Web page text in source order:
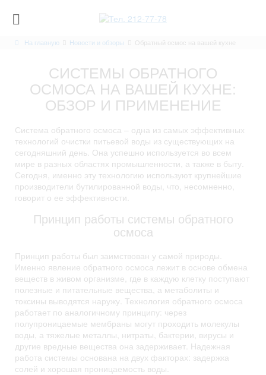
На главную Новости и обзоры Обратный осмос на вашей кухне
СИСТЕМЫ ОБРАТНОГО
ОСМОСА НА ВАШЕЙ КУХНЕ:
ОБЗОР И ПРИМЕНЕНИЕ
Система обратного осмоса – одна из самых эффективных
технологий очистки питьевой воды из существующих на
сегодняшний день. Она успешно используется во всем
мире в разных областях промышленности, а также в быту.
Сегодня, именно эту технологию используют крупнейшие
производители бутилированной воды, что, несомненно,
говорит о ее эффективности.
Принцип работы системы обратного
осмоса
Принцип работы был заимствован у самой природы.
Именно явление обратного осмоса лежит в основе обмена
веществ в живом организме, где в каждую клетку поступают
полезные и питательные вещества, а метаболиты и
токсины выводятся наружу. Технология обратного осмоса
работает по аналогичному принципу: через
полупроницаемые мембраны могут проходить молекулы
воды, а тяжелые металлы, нитраты, бактерии, вирусы и
другие вредные вещества она задерживает. Надежная
работа системы основана на двух факторах: задержка
солей и хорошая проницаемость воды.